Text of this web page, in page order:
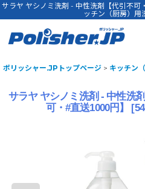
サラヤ ヤシノミ洗剤 - 中性洗剤【代引不
ッチン（厨房）用
ポリッシャー.JPトップページ > キッチン
サラヤ ヤシノミ洗剤 - 中性洗
可・#直送1000円】
[